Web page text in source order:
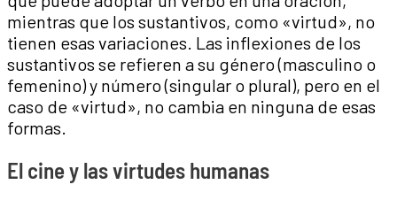
mientras que los sustantivos, como «virtud», no
tienen esas variaciones. Las inflexiones de los
sustantivos se refieren a su género (masculino o
femenino) y número (singular o plural), pero en el
caso de «virtud», no cambia en ninguna de esas
formas.
El cine y las virtudes humanas